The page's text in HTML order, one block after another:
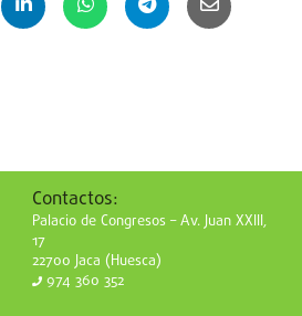
Contactos:
Palacio de Congresos – Av. Juan XXIII,
17
22700 Jaca (Huesca)
974 360 352